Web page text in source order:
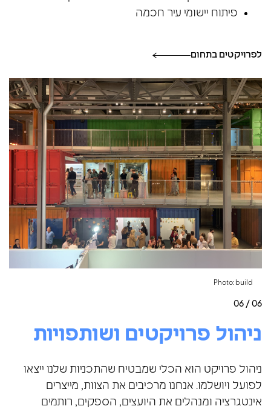
פיתוח יישומי עיר חכמה
לפרויקטים בתחום
Photo: build
06 / 06
ניהול פרויקטים ושותפויות
ניהול פרויקט הוא הכלי שמבטיח שהתכניות שלנו ייצאו
לפועל ויושלמו. אנחנו מרכיבים את הצוות, מייצרים
אינטגרציה ומנהלים את היועצים, הספקים, רותמים